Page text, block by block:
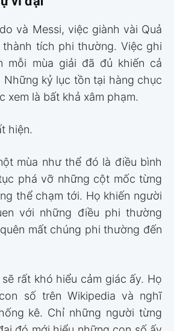
và Messi, việc giành vài Quả
tích phi thường. Việc ghi
mỗi mùa giải đã đủ khiến cả
Những kỷ lục tồn tại hàng chục
xem là bất khả xâm phạm.
hiện.
mùa như thể đó là điều bình
phá vỡ những cột mốc từng
thể chạm tới. Họ khiến người
với những điều phi thường
mất chúng phi thường đến
rất khó hiểu cảm giác ấy. Họ
số trên Wikipedia và nghĩ
kê. Chỉ những người từng